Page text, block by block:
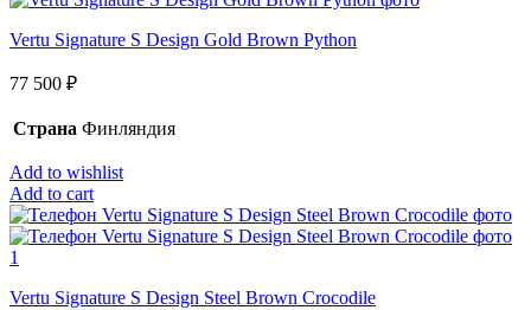
Vertu Signature S Design Gold Brown Python
77 500 ₽
Страна Финляндия
Add to wishlist
Add to cart
Vertu Signature S Design Steel Brown Crocodile